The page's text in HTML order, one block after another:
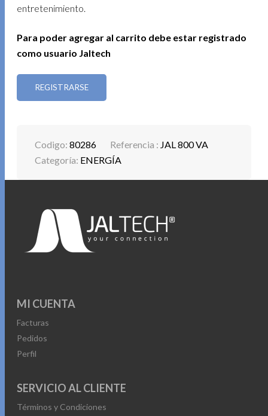
entretenimiento.
Para poder agregar al carrito debe estar registrado
como usuario Jaltech
REGISTRARSE
Codigo:80286 Referencia : JAL 800 VA
Categoría: ENERGÍA
MI CUENTA
Facturas
Pedidos
Perfil
SERVICIO AL CLIENTE
Términos y Condiciones